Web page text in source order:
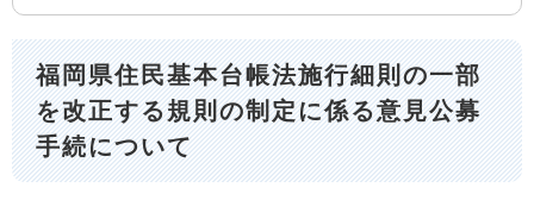
福岡県住民基本台帳法施行細則の一部
を改正する規則の制定に係る意見公募
手続について